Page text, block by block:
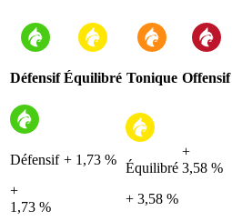
Défensif Équilibré Tonique Offensif
Défensif
+
1,73 %
+ 1,73 %
Équilibré
+ 3,58 %
+
3,58 %